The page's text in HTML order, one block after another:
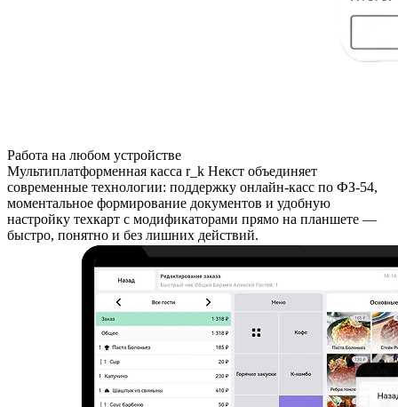
Работа на любом устройстве
Мультиплатформенная касса r_k Некст объединяет
современные технологии: поддержку онлайн-касс по ФЗ-54,
моментальное формирование документов и удобную
настройку техкарт с модификаторами прямо на планшете —
быстро, понятно и без лишних действий.